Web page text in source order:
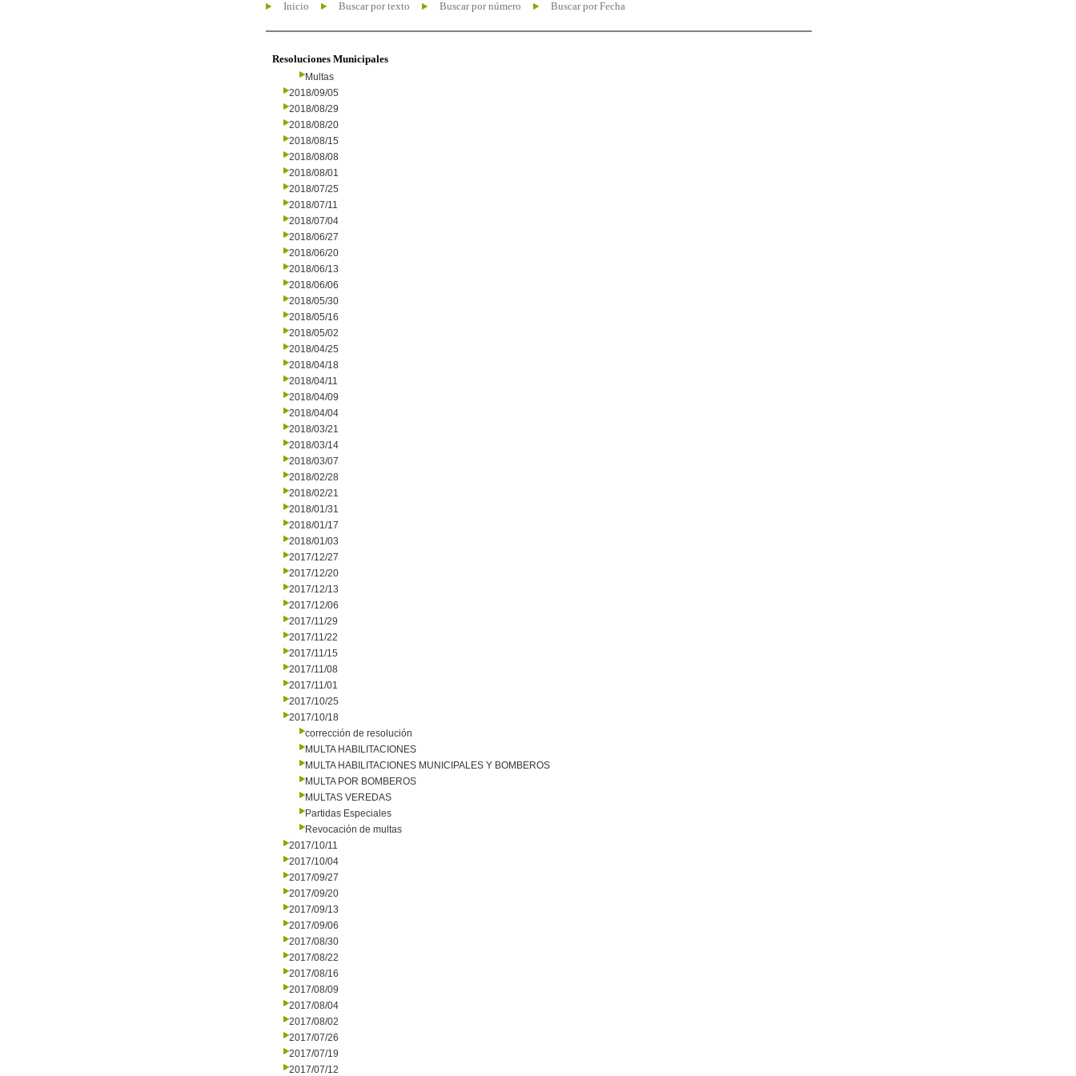
Inicio Buscar por texto Buscar por número Buscar por Fecha
Resoluciones Municipales
Multas
2018/09/05
2018/08/29
2018/08/20
2018/08/15
2018/08/08
2018/08/01
2018/07/25
2018/07/11
2018/07/04
2018/06/27
2018/06/20
2018/06/13
2018/06/06
2018/05/30
2018/05/16
2018/05/02
2018/04/25
2018/04/18
2018/04/11
2018/04/09
2018/04/04
2018/03/21
2018/03/14
2018/03/07
2018/02/28
2018/02/21
2018/01/31
2018/01/17
2018/01/03
2017/12/27
2017/12/20
2017/12/13
2017/12/06
2017/11/29
2017/11/22
2017/11/15
2017/11/08
2017/11/01
2017/10/25
2017/10/18
corrección de resolución
MULTA HABILITACIONES
MULTA HABILITACIONES MUNICIPALES Y BOMBEROS
MULTA POR BOMBEROS
MULTAS VEREDAS
Partidas Especiales
Revocación de multas
2017/10/11
2017/10/04
2017/09/27
2017/09/20
2017/09/13
2017/09/06
2017/08/30
2017/08/22
2017/08/16
2017/08/09
2017/08/04
2017/08/02
2017/07/26
2017/07/19
2017/07/12